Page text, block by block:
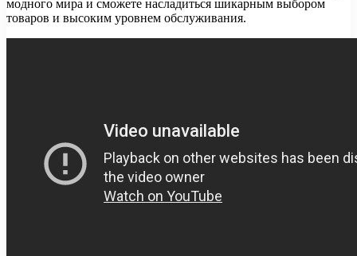
модного мира и сможете насладиться шикарным выбором
товаров и высоким уровнем обслуживания.